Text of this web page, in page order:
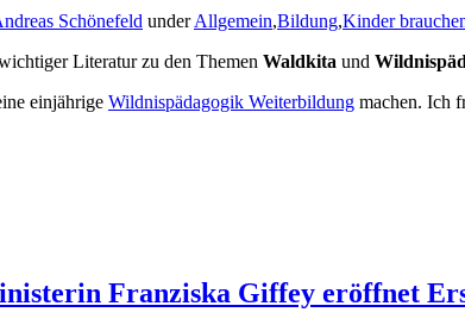
Schönefeld underAllgemein,Bildung,Kinder
Literatur zu den Themen Waldkita und
einjährige Wildnispädagogik Weiterbildung machen. Ich
Franziska Giffey eröffnet